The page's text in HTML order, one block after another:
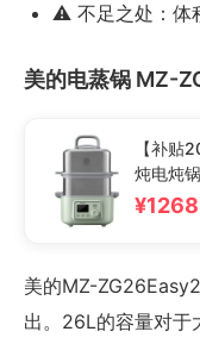
⚠️ 不足之处：体
美的电蒸锅 MZ-
【补贴
炖电炖
¥1268
美的MZ-
出。26L的容量对于